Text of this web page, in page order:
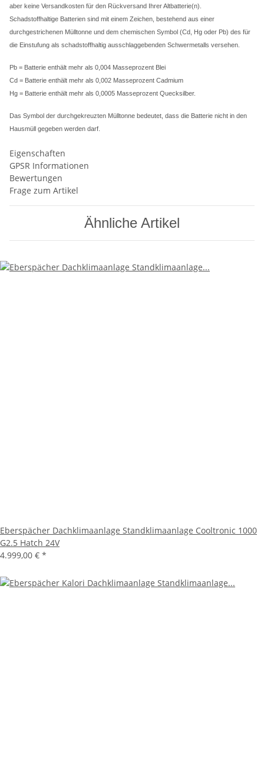
aber keine Versandkosten für den Rückversand Ihrer Altbatterie(n).
Schadstoffhaltige Batterien sind mit einem Zeichen, bestehend aus einer
durchgestrichenen Mülltonne und dem chemischen Symbol (Cd, Hg oder Pb) des für
die Einstufung als schadstoffhaltig ausschlaggebenden Schwermetalls versehen.
Pb = Batterie enthält mehr als 0,004 Masseprozent Blei
Cd = Batterie enthält mehr als 0,002 Masseprozent Cadmium
Hg = Batterie enthält mehr als 0,0005 Masseprozent Quecksilber.
Das Symbol der durchgekreuzten Mülltonne bedeutet, dass die Batterie nicht in den
Hausmüll gegeben werden darf.
Eigenschaften
GPSR Informationen
Bewertungen
Frage zum Artikel
Ähnliche Artikel
Eberspächer Dachklimaanlage Standklimaanlage Cooltronic 1000
G2.5 Hatch 24V
4.999,00 € *